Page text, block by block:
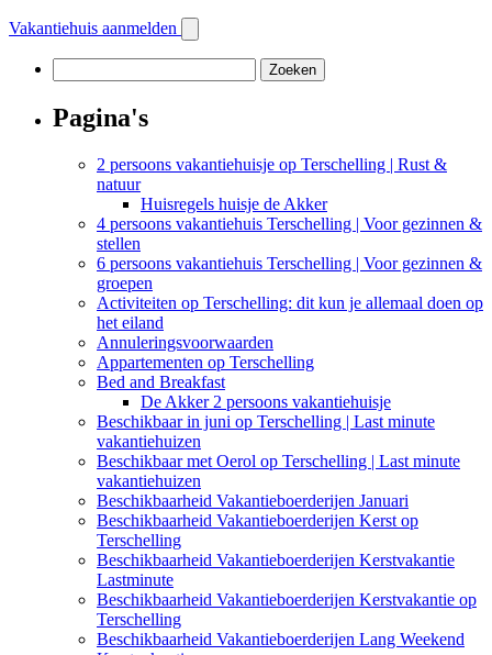
Vakantiehuis aanmelden
naar:
Pagina's
2 persoons vakantiehuisje op Terschelling | Rust &
natuur
Huisregels huisje de Akker
4 persoons vakantiehuis Terschelling | Voor gezinnen &
stellen
6 persoons vakantiehuis Terschelling | Voor gezinnen &
groepen
Activiteiten op Terschelling: dit kun je allemaal doen op
het eiland
Annuleringsvoorwaarden
Appartementen op Terschelling
Bed and Breakfast
De Akker 2 persoons vakantiehuisje
Beschikbaar in juni op Terschelling | Last minute
vakantiehuizen
Beschikbaar met Oerol op Terschelling | Last minute
vakantiehuizen
Beschikbaarheid Vakantieboerderijen Januari
Beschikbaarheid Vakantieboerderijen Kerst op
Terschelling
Beschikbaarheid Vakantieboerderijen Kerstvakantie
Lastminute
Beschikbaarheid Vakantieboerderijen Kerstvakantie op
Terschelling
Beschikbaarheid Vakantieboerderijen Lang Weekend